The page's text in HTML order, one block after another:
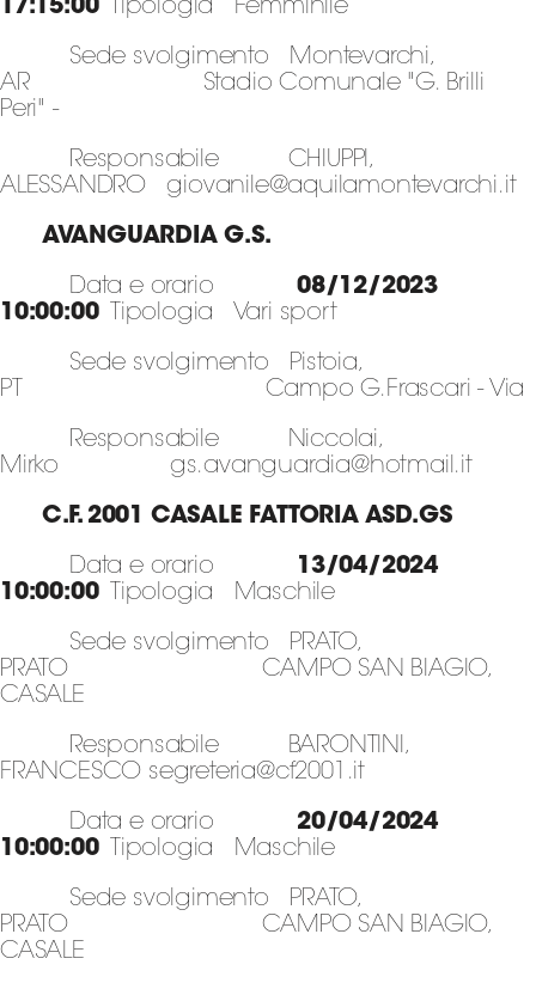
17:15:00Tipologia Femminile
Sede svolgimento Montevarchi,
AR Stadio Comunale "G. Brilli
Peri" -
Responsabile CHIUPPI,
ALESSANDRO giovanile@aquilamontevarchi.it
AVANGUARDIA G.S.
Data e orario 08/12/2023
10:00:00Tipologia Vari sport
Sede svolgimento Pistoia,
PT Campo G.Frascari - Via
Responsabile Niccolai,
Mirko gs.avanguardia@hotmail.it
C.F. 2001 CASALE FATTORIA ASD.GS
Data e orario 13/04/2024
10:00:00Tipologia Maschile
Sede svolgimento PRATO,
PRATO CAMPO SAN BIAGIO,
CASALE
Responsabile BARONTINI,
FRANCESCO segreteria@cf2001.it
Data e orario 20/04/2024
10:00:00Tipologia Maschile
Sede svolgimento PRATO,
PRATO CAMPO SAN BIAGIO,
CASALE